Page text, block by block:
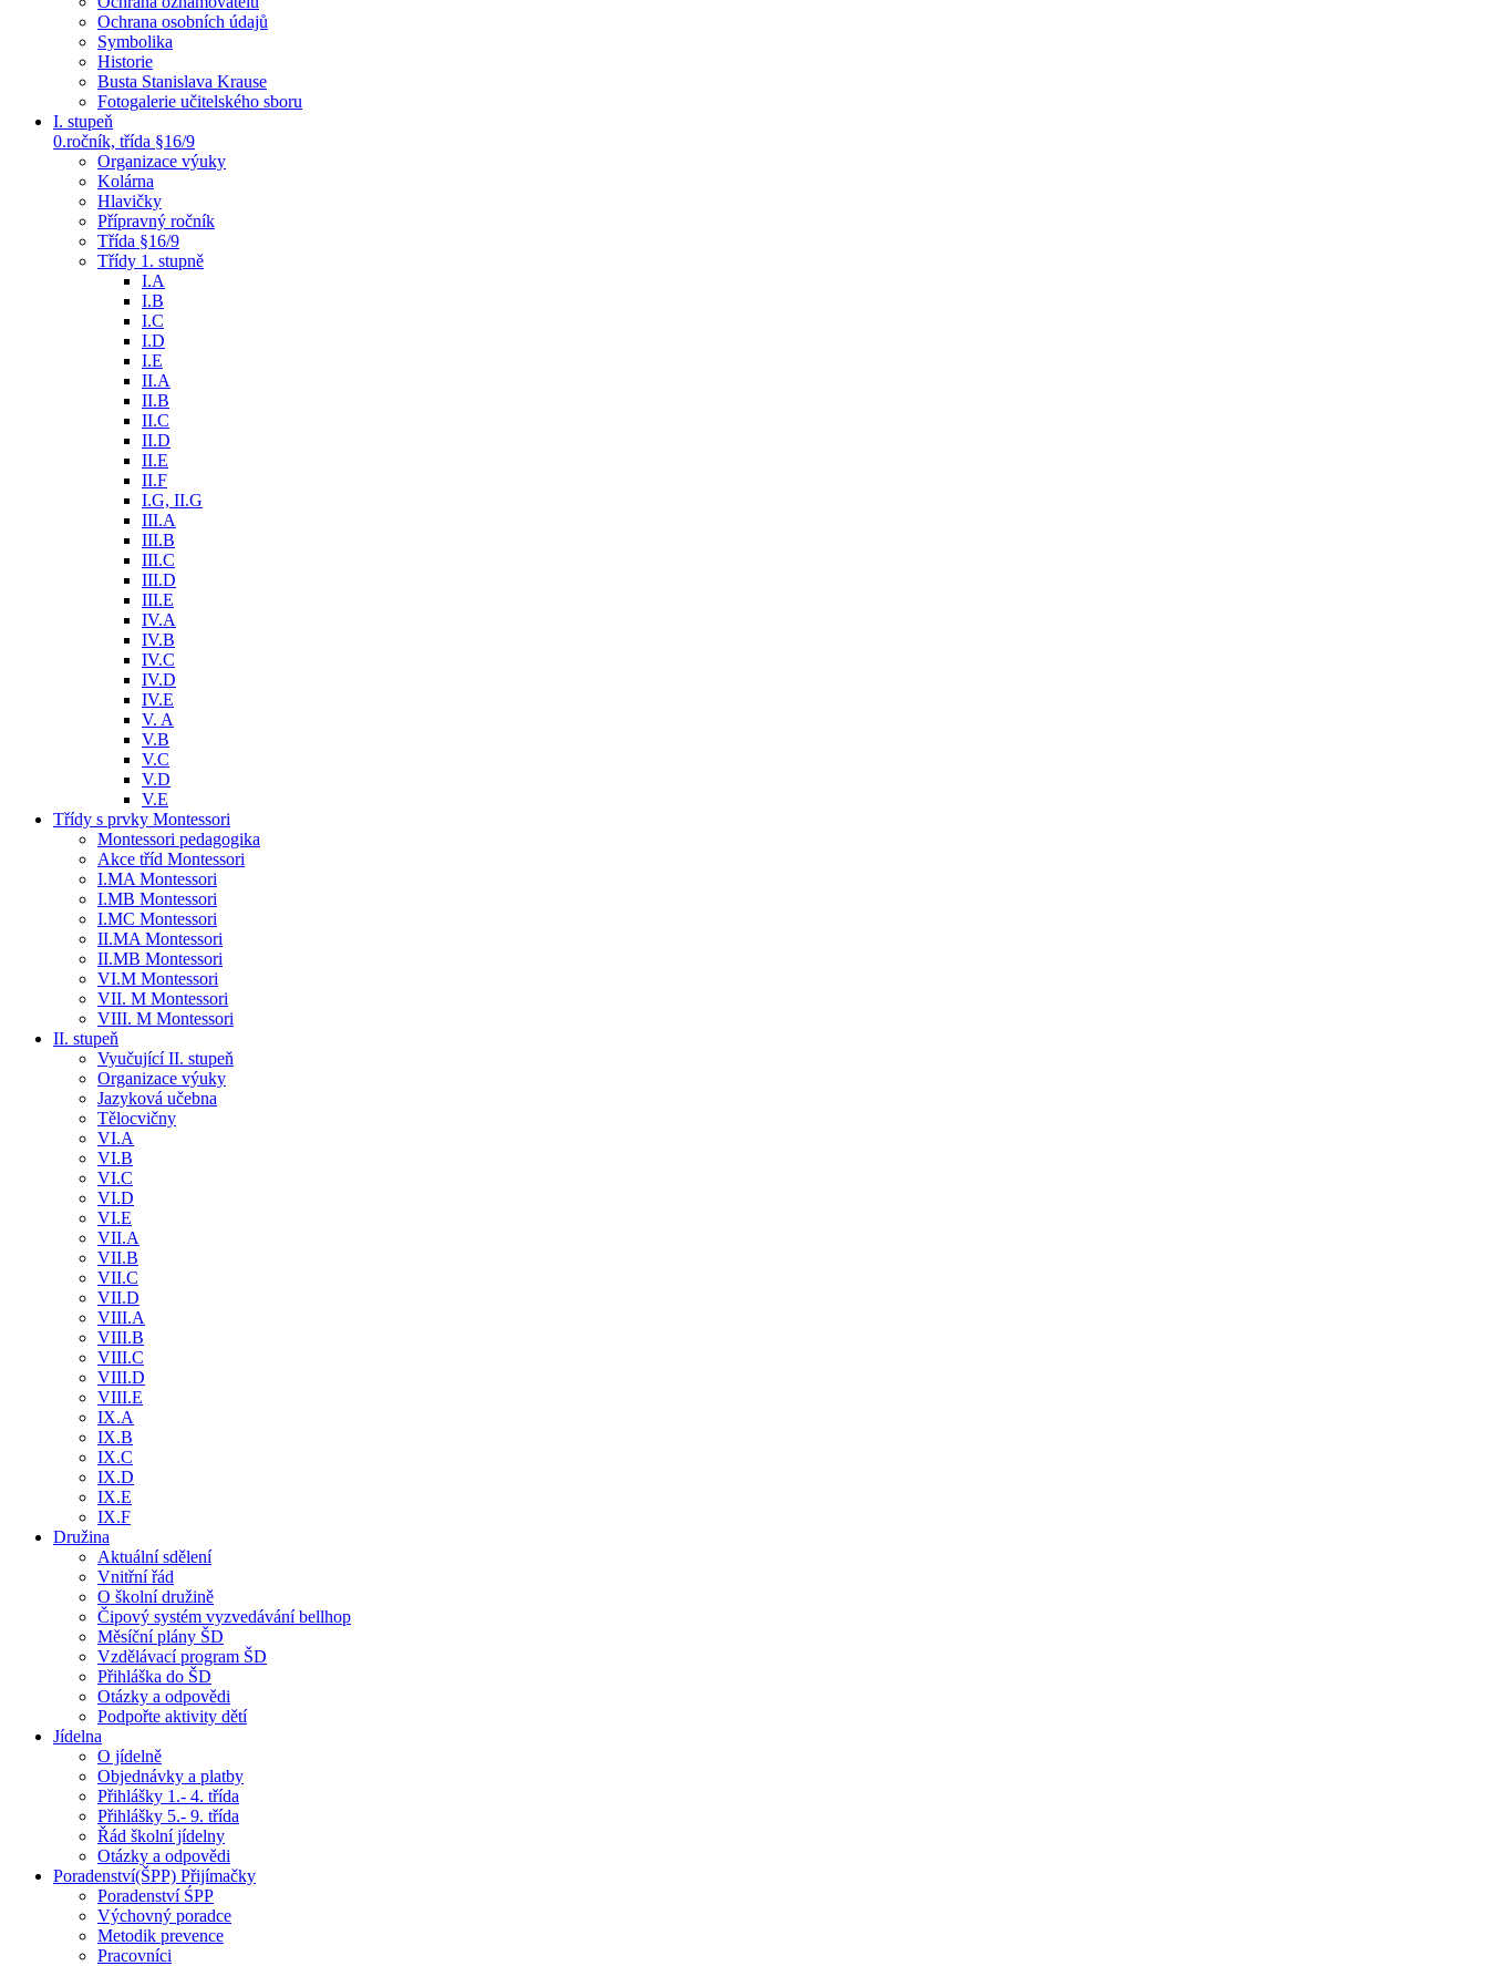
Ochrana osobních údajů
Symbolika
Historie
Busta Stanislava Krause
Fotogalerie učitelského sboru
I. stupeň
0.ročník, třída §16/9
Organizace výuky
Kolárna
Hlavičky
Přípravný ročník
Třída §16/9
Třídy 1. stupně
I.A
I.B
I.C
I.D
I.E
II.A
II.B
II.C
II.D
II.E
II.F
I.G, II.G
III.A
III.B
III.C
III.D
III.E
IV.A
IV.B
IV.C
IV.D
IV.E
V. A
V.B
V.C
V.D
V.E
Třídy s prvky Montessori
Montessori pedagogika
Akce tříd Montessori
I.MA Montessori
I.MB Montessori
I.MC Montessori
II.MA Montessori
II.MB Montessori
VI.M Montessori
VII. M Montessori
VIII. M Montessori
II. stupeň
Vyučující II. stupeň
Organizace výuky
Jazyková učebna
Tělocvičny
VI.A
VI.B
VI.C
VI.D
VI.E
VII.A
VII.B
VII.C
VII.D
VIII.A
VIII.B
VIII.C
VIII.D
VIII.E
IX.A
IX.B
IX.C
IX.D
IX.E
IX.F
Družina
Aktuální sdělení
Vnitřní řád
O školní družině
Čipový systém vyzvedávání bellhop
Měsíční plány ŠD
Vzdělávací program ŠD
Přihláška do ŠD
Otázky a odpovědi
Podpořte aktivity dětí
Jídelna
O jídelně
Objednávky a platby
Přihlášky 1.- 4. třída
Přihlášky 5.- 9. třída
Řád školní jídelny
Otázky a odpovědi
Poradenství(ŠPP) Přijímačky
Poradenství ŚPP
Výchovný poradce
Metodik prevence
Pracovníci